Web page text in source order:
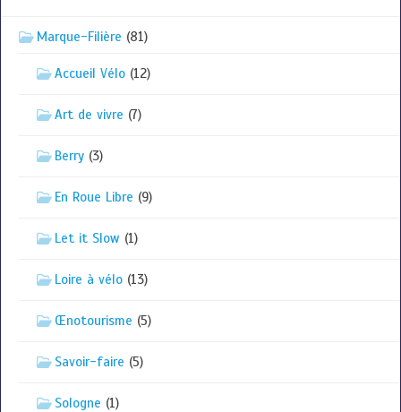
Marque-Filière (81)
Accueil Vélo (12)
Art de vivre (7)
Berry (3)
En Roue Libre (9)
Let it Slow (1)
Loire à vélo (13)
Œnotourisme (5)
Savoir-faire (5)
Sologne (1)